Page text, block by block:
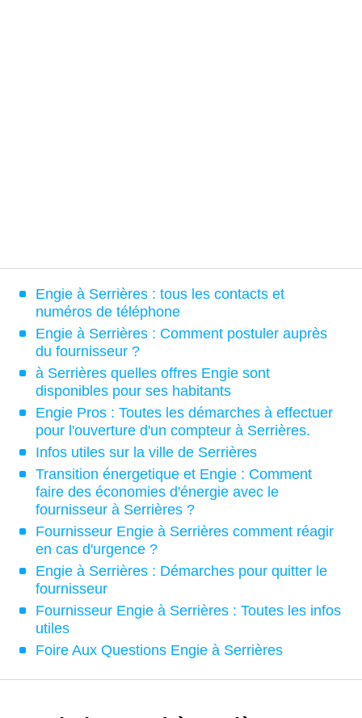
Engie à Serrières : tous les contacts et
numéros de téléphone
Engie à Serrières : Comment postuler auprès
du fournisseur ?
à Serrières quelles offres Engie sont
disponibles pour ses habitants
Engie Pros : Toutes les démarches à effectuer
pour l'ouverture d'un compteur à Serrières.
Infos utiles sur la ville de Serrières
Transition énergetique et Engie : Comment
faire des économies d'énergie avec le
fournisseur à Serrières ?
Fournisseur Engie à Serrières comment réagir
en cas d'urgence ?
Engie à Serrières : Démarches pour quitter le
fournisseur
Fournisseur Engie à Serrières : Toutes les infos
utiles
Foire Aux Questions Engie à Serrières